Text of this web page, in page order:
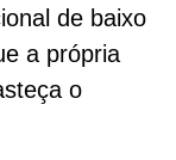
de baixo
a própria
o